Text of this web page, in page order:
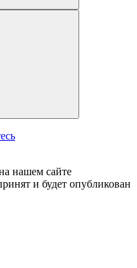
нашем сайте
и будет опубликован